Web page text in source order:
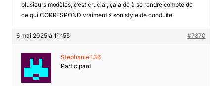
plusieurs modèles, c’est crucial, ça aide à se rendre compte de
ce qui CORRESPOND vraiment à son style de conduite.
6 mai 2025 à 11h55 #7870
Stephanie.136
Participant